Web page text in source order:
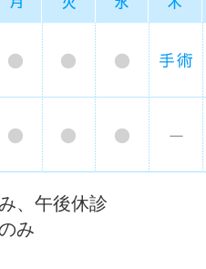
、午後休診
み